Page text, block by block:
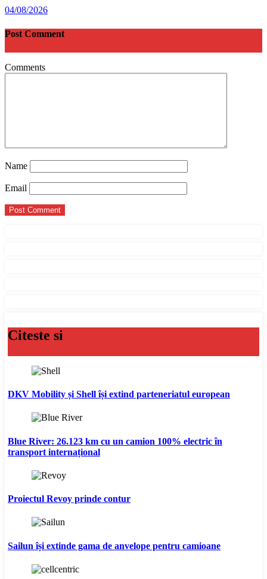
04/08/2026
Post Comment
Comments
Name
Email
Citeste si
DKV Mobility și Shell își extind parteneriatul european
Blue River: 26.123 km cu un camion 100% electric în
transport internațional
Proiectul Revoy prinde contur
Sailun își extinde gama de anvelope pentru camioane